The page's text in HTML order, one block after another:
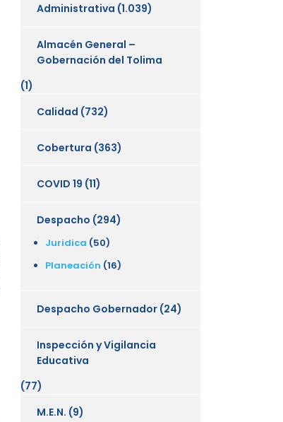
Administrativa (1.039)
Almacén General –
Gobernación del Tolima
(1)
Calidad (732)
Cobertura (363)
COVID 19 (11)
Despacho (294)
Juridica (50)
Planeación (16)
Despacho Gobernador (24)
Inspección y Vigilancia
Educativa
(77)
M.E.N. (9)